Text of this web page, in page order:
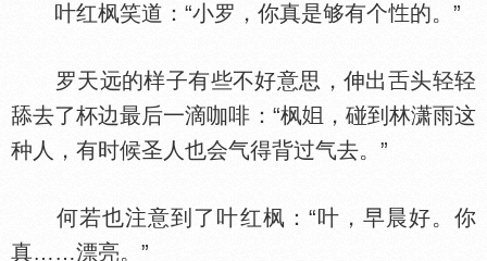
叶红枫笑道：“小罗，你真是够有个 的。”
罗天远的样子有些不好意思，伸出
头轻轻
舔去了杯边最后一滴咖啡：“枫
，碰到林潇雨这
种人，有时候圣人也会气得背过气去。”
何若也注意到了叶红枫：“叶，早晨好。你
真……漂亮。”